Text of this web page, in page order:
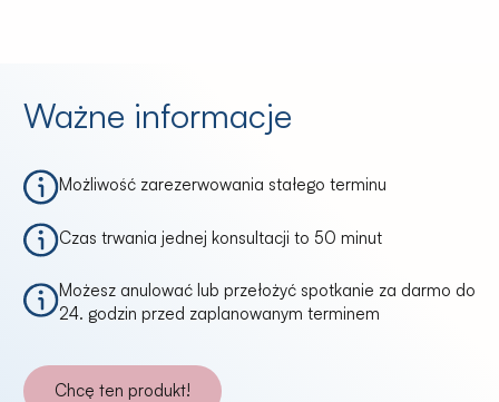
Ważne informacje
Możliwość zarezerwowania stałego terminu
Czas trwania jednej konsultacji to 50 minut
Możesz anulować lub przełożyć spotkanie za darmo do
24. godzin przed zaplanowanym terminem
Chcę ten produkt!